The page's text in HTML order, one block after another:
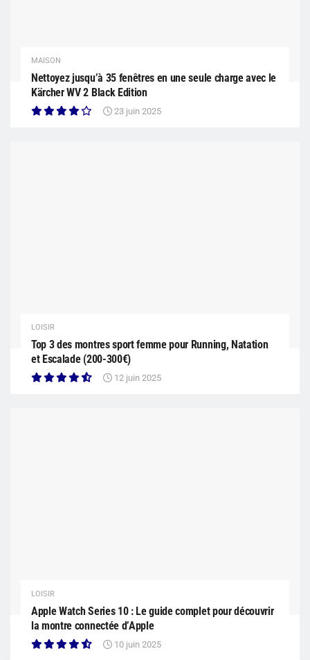
MAISON
Nettoyez jusqu’à 35 fenêtres en une seule charge avec le
Kärcher WV 2 Black Edition
23 juin 2025
LOISIR
Top 3 des montres sport femme pour Running, Natation
et Escalade (200-300€)
12 juin 2025
LOISIR
Apple Watch Series 10 : Le guide complet pour découvrir
la montre connectée d’Apple
10 juin 2025